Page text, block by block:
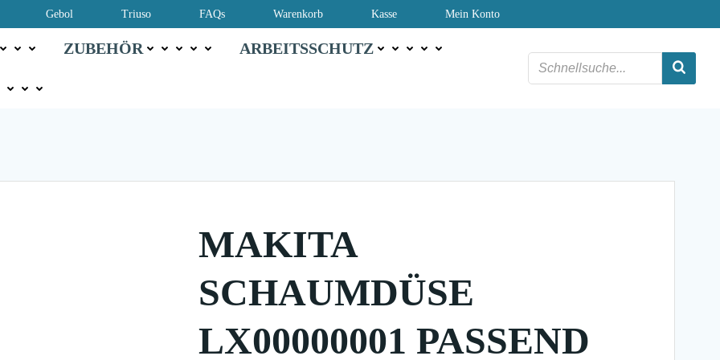
Gebol Triuso FAQs Warenkorb Kasse Mein Konto
ZUBEHÖR ARBEITSSCHUTZ
MAKITA
SCHAUMDÜSE
LX00000001 PASSEND